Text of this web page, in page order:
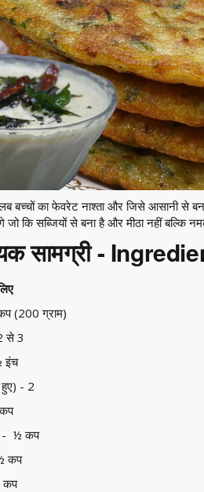
बच्चों का फेवरेट नाश्ता और जिसे आसानी से
जो कि सब्जियों से बना है और मीठा नहीं बल्कि
सामग्री -
(200 ग्राम)
से 3
इंच
- 2
- ½ कप
कप
कप